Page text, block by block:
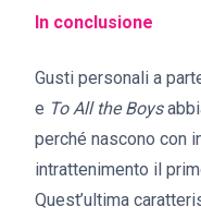
In conclusione
Gusti personali a
e To All the Boys
perché nascono con
intrattenimento il
Quest’ultima